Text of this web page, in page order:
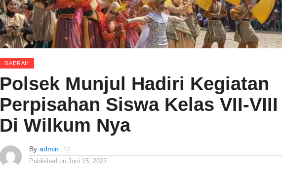
DAERAH
Polsek Munjul Hadiri Kegiatan
Perpisahan Siswa Kelas VII-VIII
Di Wilkum Nya
By admin
Published on Juni 15, 2023